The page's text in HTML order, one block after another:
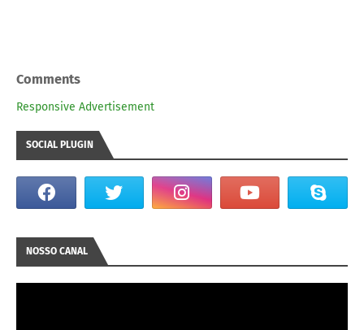
Comments
Responsive Advertisement
SOCIAL PLUGIN
NOSSO CANAL